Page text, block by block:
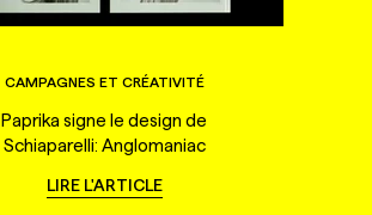
CAMPAGNES ET CRÉATIVITÉ
Paprika signe le design de
Schiaparelli: Anglomaniac
LIRE L'ARTICLE